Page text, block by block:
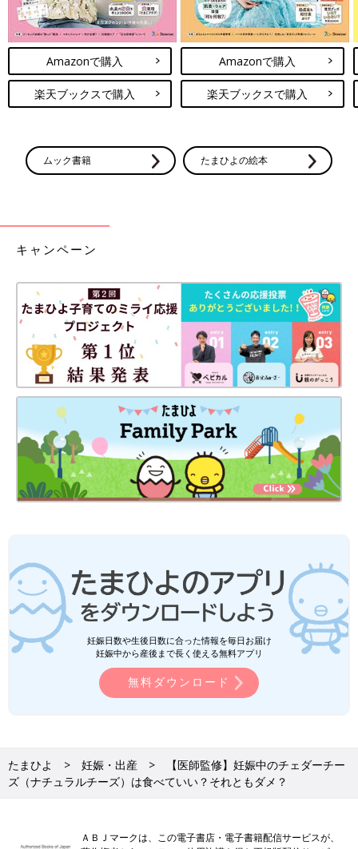
Amazonで購入
楽天ブックスで購入
Amazonで購入
楽天ブックスで購入
ムック書籍 たまひよの絵本
キャンペーン
妊娠日数や生後日数に合った情報を毎日お届け
妊娠中から産後まで長く使える無料アプリ
無料ダウンロード
たまひよ 妊娠・出産
【医師監修】妊娠中のチェダーチー
ズ（ナチュラルチーズ）は食べていい？それともダメ？
ＡＢＪマークは、この電子書店・電子書籍配信サービスが、